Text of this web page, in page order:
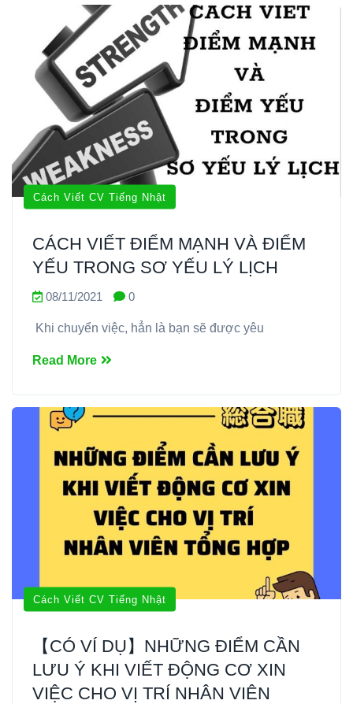
Cách Viết CV Tiếng Nhật
CÁCH VIẾT ĐIỂM MẠNH VÀ ĐIỂM
YẾU TRONG SƠ YẾU LÝ LỊCH
08/11/2021 0
Khi chuyển việc, hẳn là bạn sẽ được yêu
Read More
Cách Viết CV Tiếng Nhật
【CÓ VÍ DỤ】NHỮNG ĐIỂM CẦN
LƯU Ý KHI VIẾT ĐỘNG CƠ XIN
VIỆC CHO VỊ TRÍ NHÂN VIÊN